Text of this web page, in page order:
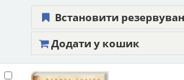
Встановити
Додати у кошик